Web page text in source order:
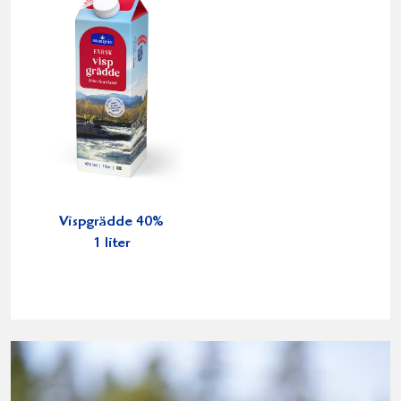
Vispgrädde 40%
1 liter